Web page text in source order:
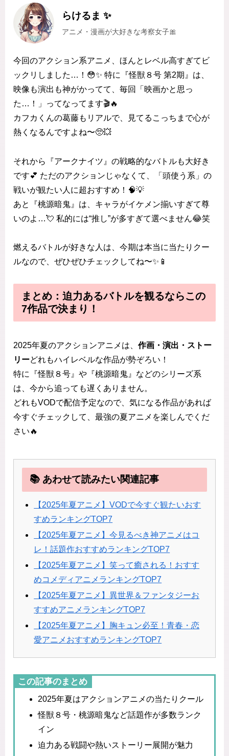
らけるま ✨
アニメ・漫画が大好きな考察女子🎀
今回のアクション系アニメ、ほんとレベル高すぎてビ
ックリしました…！😳✨ 特に『怪獣８号 第2期』は、
映像も演出も神がかってて、毎回「映画かと思っ
た…！」ってなってます🎬🔥
カフカくんの葛藤もリアルで、見てるこっちまで心が
熱くなるんですよね〜🥺💥
それから『アークナイツ』の戦略的なバトルも大好き
です💕 ただのアクションじゃなくて、「頭使う系」の
戦いが観たい人に超おすすめ！🧠💡
あと『桃源暗鬼』は、キャラがイケメン揃いすぎて尊
いのよ…💘 私的には“推し”が多すぎて選べません😂笑
燃えるバトルが好きな人は、今期は本当に当たりクー
ルなので、ぜひぜひチェックしてね〜✨📱
まとめ：迫力あるバトルを観るならこの
7作品で決まり！
2025年夏のアクションアニメは、 作画・演出・ストー
リーどれもハイレベルな作品が勢ぞろい！
特に『怪獣８号』や『桃源暗鬼』などのシリーズ系
は、今から追っても遅くありません。
どれもVODで配信予定なので、気になる作品があれば
今すぐチェックして、最強の夏アニメを楽しんでくだ
さい🔥
📚 あわせて読みたい関連記事
【2025年夏アニメ】VODで今すぐ観たいおす
すめランキングTOP7
【2025年夏アニメ】今見るべき神アニメはコ
レ！話題作おすすめランキングTOP7
【2025年夏アニメ】笑って癒される！おすす
めコメディアニメランキングTOP7
【2025年夏アニメ】異世界＆ファンタジーお
すすめアニメランキングTOP7
【2025年夏アニメ】胸キュン必至！青春・恋
愛アニメおすすめランキングTOP7
この記事のまとめ
2025年夏はアクションアニメの当たりクール
怪獣８号・桃源暗鬼など話題作が多数ランク
イン
迫力ある戦闘や熱いストーリー展開が魅力